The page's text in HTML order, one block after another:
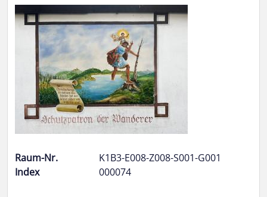
Raum-Nr.
K1B3-E008-Z008-S001-G001
Index
000074